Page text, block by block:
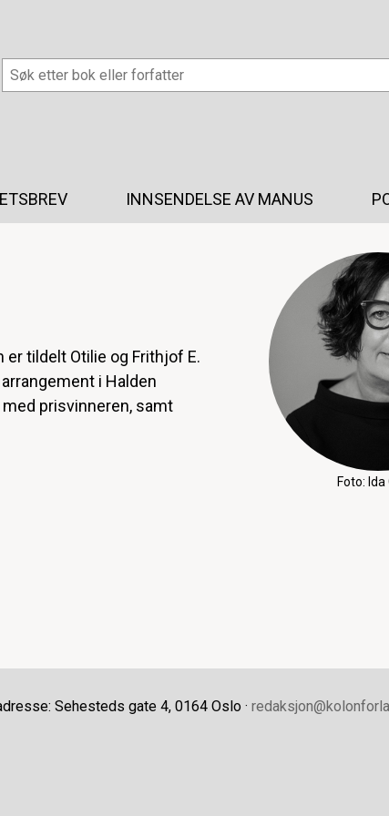
INNSENDELSE AV MANUS
tildelt Otilie og Frithjof E.
i Halden
prisvinneren, samt
Foto: Ida
Sehesteds gate 4, 0164 Oslo ·